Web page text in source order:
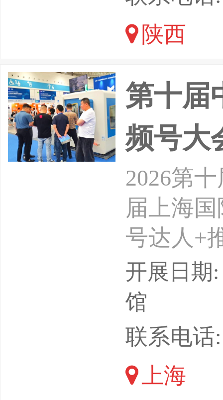
大、西
航天军
产业完
陕西
第十届
频号大
2026第
届上海
号达人+
24-26日
会介绍
二十四
上届展
开展日期
馆
联系电话
上海